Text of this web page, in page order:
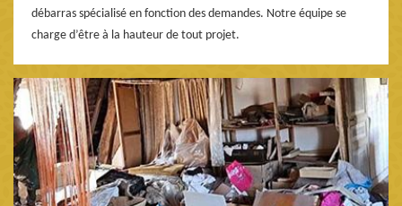
débarras spécialisé en fonction des demandes. Notre équipe se
charge d’être à la hauteur de tout projet.